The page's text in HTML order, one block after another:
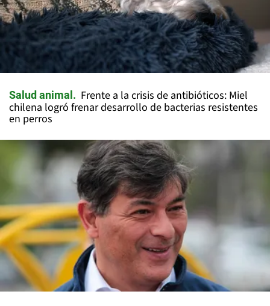
Salud animal
Frente a la crisis de antibióticos: Miel
chilena logró frenar desarrollo de bacterias resistentes
en perros